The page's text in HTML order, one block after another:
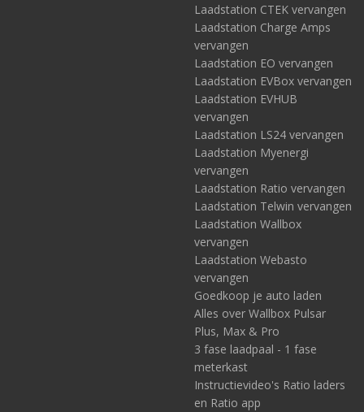
Laadstation CTEK vervangen
Laadstation Charge Amps
vervangen
Laadstation EO vervangen
Laadstation EVBox vervangen
Laadstation EVHUB
vervangen
Laadstation LS24 vervangen
Laadstation Myenergi
vervangen
Laadstation Ratio vervangen
Laadstation Telwin vervangen
Laadstation Wallbox
vervangen
Laadstation Webasto
vervangen
Goedkoop je auto laden
Alles over Wallbox Pulsar
Plus, Max & Pro
3 fase laadpaal - 1 fase
meterkast
Instructievideo's Ratio laders
en Ratio app